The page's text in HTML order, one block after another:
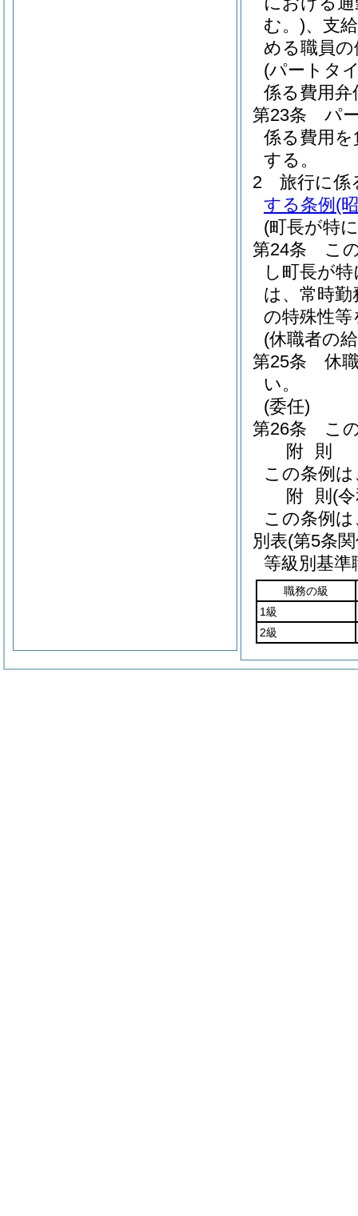
む。)、支
める職員
(パートタ
係る費用弁
第23条
パ
係る費用
する。
2
旅行に係
する条例 (
(町長が特
第24条
こ
し町長が
は、常時
の特殊性
(休職者の
第25条
休
い。
(委任)
第26条
こ
附 則
この条例
附 則 (
この条例
別表(第5条
等級別基準
職務の級
1級
2級